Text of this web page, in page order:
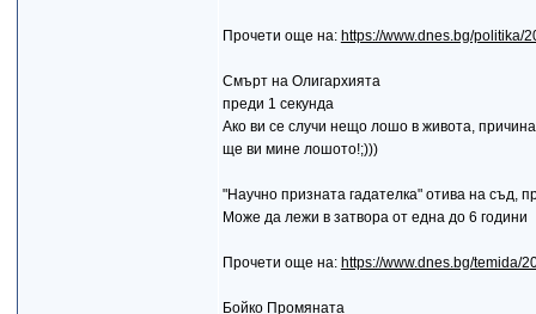
Прочети още на: https://www.dnes.bg/politika/
Смърт на Олигархията
преди 1 секунда
Ако ви се случи нещо лошо в живота,
ще ви мине лошото!;)))
"Научно призната гадателка" отива на съд,
Може да лежи в затвора от една до 6 години
Прочети още на: https://www.dnes.bg/temida/
Бойко Промяната